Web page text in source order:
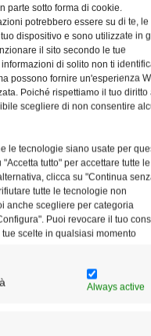
parte sotto forma di cookie.
potrebbero essere su di te, le
dispositivo e sono utilizzate in
il sito secondo le tue
di solito non ti
possono fornire un'esperienza
Poiché rispettiamo il tuo diritto
scegliere di non consentire
le tecnologie siano usate per
tutto" per accettare tutte le
clicca su "Continua
tutte le tecnologie non
anche scegliere per categoria
Puoi revocare il tuo
scelte in qualsiasi momento
Always active
AUTORE
Time: la dichiarazione
Applicate, la nuova
Paritario
28 al 31 agosto il
a Lourdes